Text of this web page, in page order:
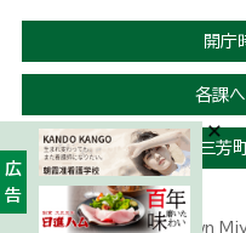
開庁
各課
三芳
広告
Copyright © Town